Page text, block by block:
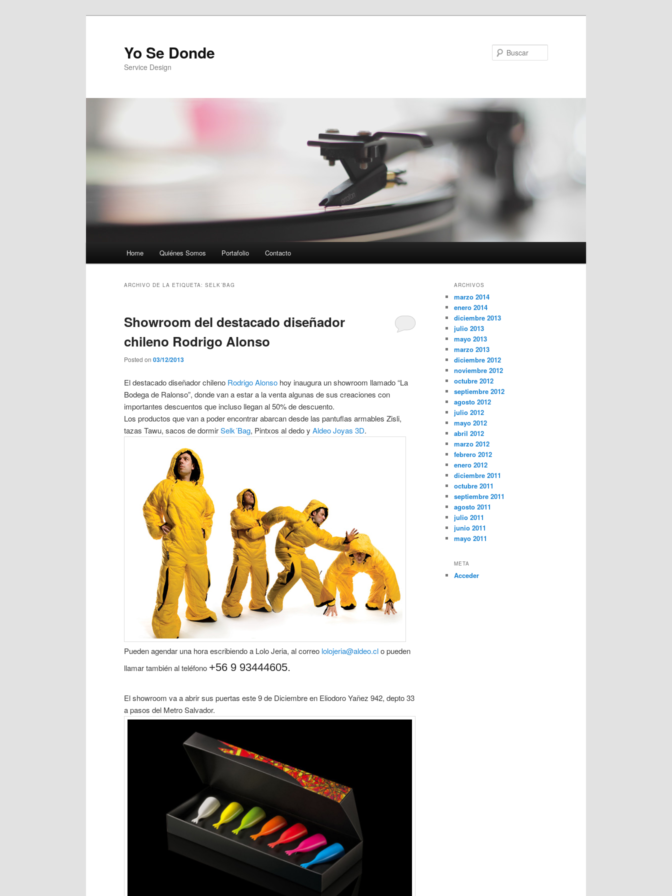
Yo Se Donde
Service Design
Ir al contenido principal
Ir al contenido secundario
Home Quiénes Somos Portafolio Contacto
ARCHIVO DE LA ETIQUETA: SELK´BAG
Showroom del destacado diseñador
chileno Rodrigo Alonso
Posted on 03/12/2013
El destacado diseñador chileno Rodrigo Alonso hoy inaugura un showroom llamado “La
Bodega de Ralonso”, donde van a estar a la venta algunas de sus creaciones con
importantes descuentos que incluso llegan al 50% de descuento.
Los productos que van a poder encontrar abarcan desde las pantuflas armables Zisli,
tazas Tawu, sacos de dormirSelk´Bag, Pintxos al dedo y Aldeo Joyas 3D.
Pueden agendar una hora escribiendo a Lolo Jeria, al correo lolojeria@aldeo.clo pueden
llamar también al teléfono +56 9 93444605.
El showroom va a abrir sus puertas este 9 de Diciembre en Eliodoro Yañez 942, depto 33
a pasos del Metro Salvador.
ARCHIVOS
marzo 2014
enero 2014
diciembre 2013
julio 2013
mayo 2013
marzo 2013
diciembre 2012
noviembre 2012
octubre 2012
septiembre 2012
agosto 2012
julio 2012
mayo 2012
abril 2012
marzo 2012
febrero 2012
enero 2012
diciembre 2011
octubre 2011
septiembre 2011
agosto 2011
julio 2011
junio 2011
mayo 2011
META
Acceder